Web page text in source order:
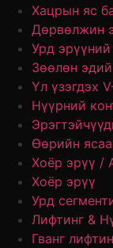
Хацрын яс
Дөрвөлжин
Урд
Зөөлөн
Үл үзэгдэх
Нүүрний
Өөрийн
Хоёр эрүү /
Хоёр эрүү
Урд
Лифтинг &
Гванг